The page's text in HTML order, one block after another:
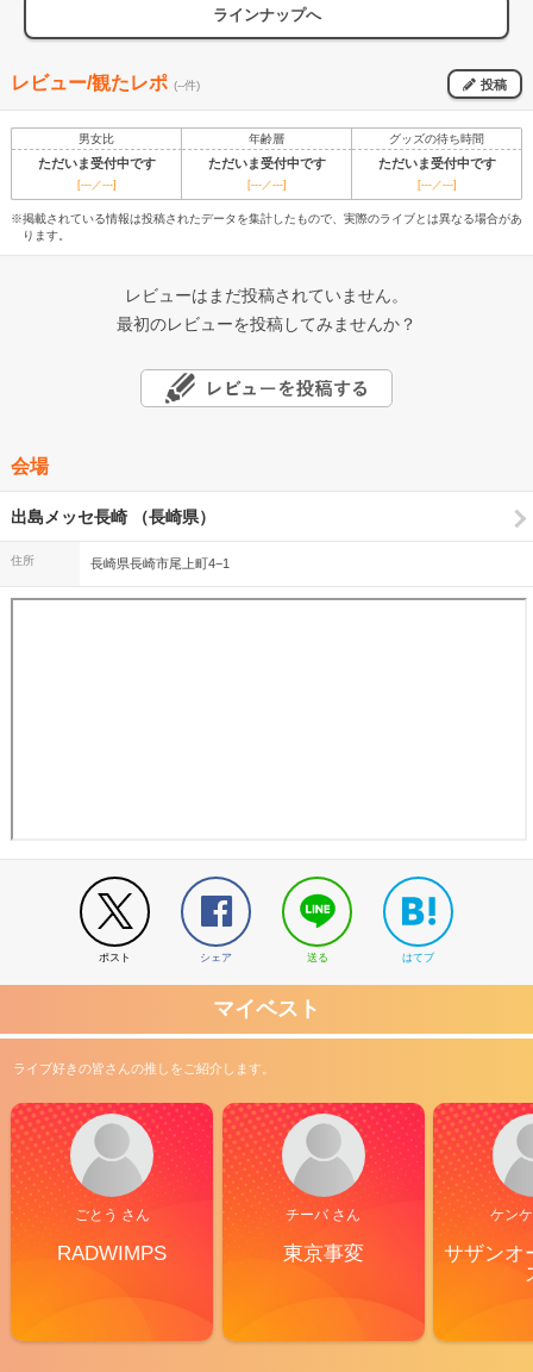
ラインナップへ
レビュー/観たレポ (--件) 投稿
男女比 年齢層 グッズの待ち時間
ただいま受付中です ただいま受付中です ただいま受付中です
[---／---] [---／---] [---／---]
※掲載されている情報は投稿されたデータを集計したもので、実際のライブとは異なる場合があ
ります。
レビューはまだ投稿されていません。
最初のレビューを投稿してみませんか？
会場
出島メッセ長崎 （長崎県）
住所 長崎県長崎市尾上町4−1
ポスト シェア 送る はてブ
マイベスト
ライブ好きの皆さんの推しをご紹介します。
ごとう さん
RADWIMPS
チーバ さん
東京事変
ケン
サザンオ